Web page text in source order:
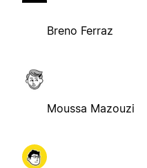
Breno Ferraz
Moussa Mazouzi